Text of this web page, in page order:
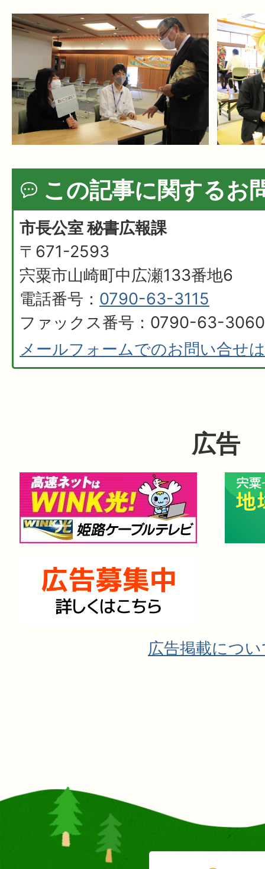
この記事に関するお
市長公室 秘書広報課
〒671-2593
宍粟市山崎町中広瀬133番地6
電話番号： 0790-63-3115
ファックス番号：0790-63-3060
メールフォームでのお問い合せ
広告
広告掲載につ